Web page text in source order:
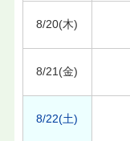
8/20(木)
8/21(金)
8/22(土)